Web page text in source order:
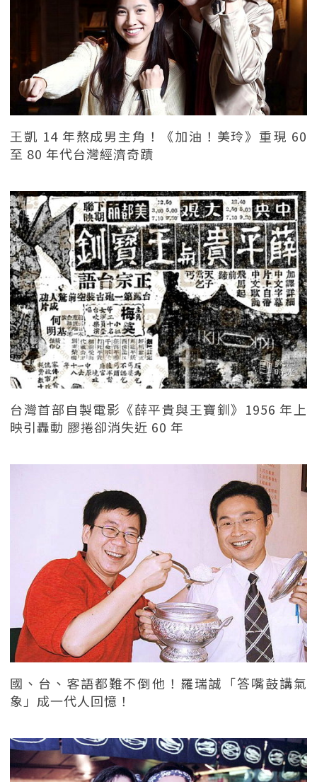
王凱 14 年熬成男主角！《加油！美玲》重現 60
至 80 年代台灣經濟奇蹟
台灣首部自製電影《薛平貴與王寶釧》1956 年上
映引轟動 膠捲卻消失近 60 年
國、台、客語都難不倒他！羅瑞誠「答嘴鼓講氣
象」成一代人回憶！